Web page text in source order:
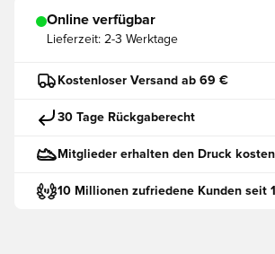
Online verfügbar
Lieferzeit: 2-3 Werktage
Kostenloser Versand ab 69 €
30 Tage Rückgaberecht
Mitglieder erhalten den Druck
10 Millionen zufriedene Kunden seit